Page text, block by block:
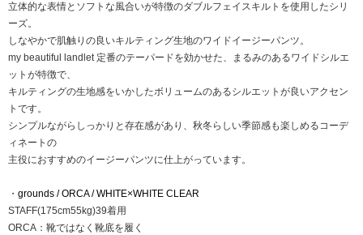
立体的な表情とソフトな風合いが特徴のダブルフェイスキルトを使用したシリ
ーズ。
しなやかで肌触りの良いキルティング生地のワイドイージーパンツ。
my beautiful landlet 定番のテーパードを効かせた、まるみのあるワイドシルエ
ットが特徴で、
キルティングの生地感をいかしたボリュームのあるシルエットが良いアクセン
トです。
シンプルながらしっかりと存在感があり、秋冬らしい季節感も楽しめるコーデ
ィネートの
主役におすすめのイージーパンツに仕上がっています。
・ grounds / ORCA / WHITE×WHITE CLEAR
STAFF(175cm55kg)39着用
ORCA：靴ではなく靴底を履く